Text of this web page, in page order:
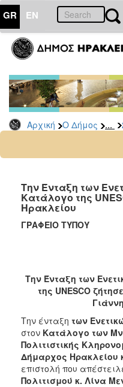
GR EN
Αρχική Ο Δήμος ...
ΔΗΜΟΣ
Δελτία
Τύπου
Αρχείο
2026
2024
2022
2021
2017
2015
2013
2012
2011
Την Ένταξη των
Κατάλογο της
Ηρακλείου
ΓΡΑΦΕΙΟ
Την Ένταξη των
της UNESCO
Την ένταξη των
στον Κατάλογο των
Πολιτιστικής
Δήμαρχος Ηρακλείου
επιστολή που
Πολιτισμού κ. Λίνα